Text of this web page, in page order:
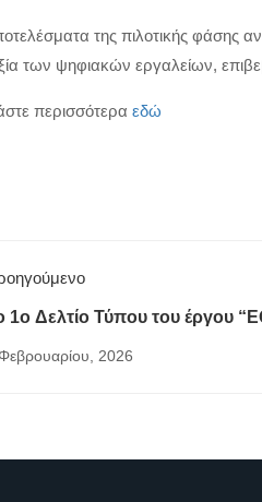
της πιλοτικής φάσης
των ψηφιακών εργαλείων,
περισσότερα εδώ
1o Δελτίο Τύπου του έργου
2026